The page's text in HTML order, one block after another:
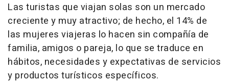
Las turistas que viajan solas son un mercado
creciente y muy atractivo; de hecho, el 14% de
las mujeres viajeras lo hacen sin compañía de
familia, amigos o pareja, lo que se traduce en
hábitos, necesidades y expectativas de servicios
y productos turísticos específicos.